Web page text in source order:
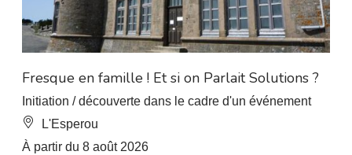
Fresque en famille ! Et si on Parlait Solutions ?
Initiation / découverte dans le cadre d'un événement
L'Esperou
À partir du 8 août 2026